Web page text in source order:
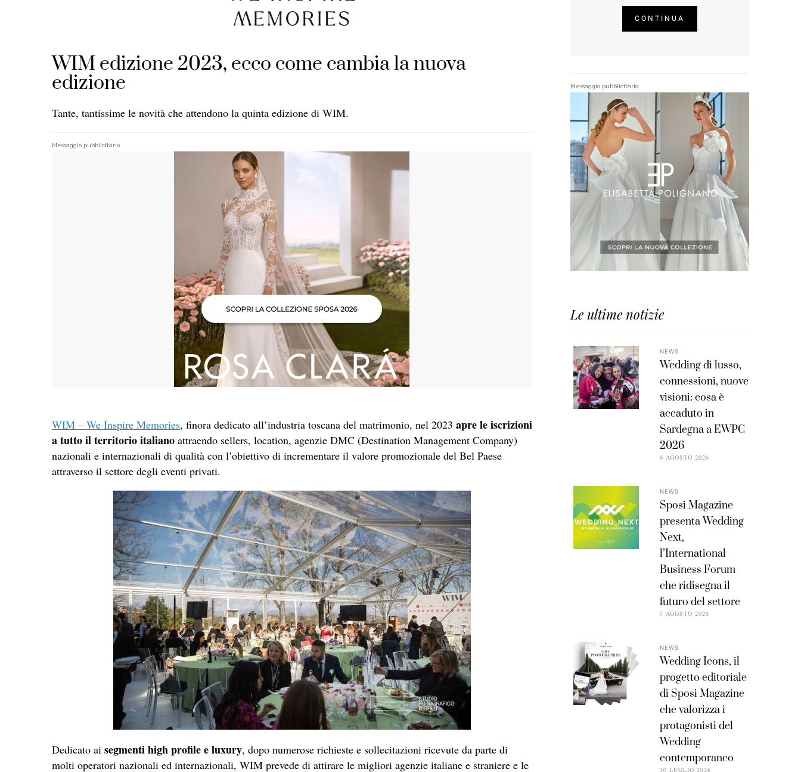
WIM edizione 2023, ecco come cambia la nuova
edizione
Tante, tantissime le novità che attendono la quinta edizione di WIM.
Messaggio pubblicitario
WIM – We Inspire Memories, finora dedicato all’industria toscana del matrimonio, nel 2023 apre le iscrizioni
a tutto il territorio italiano attraendo sellers, location, agenzie DMC (Destination Management Company)
nazionali e internazionali di qualità con l’obiettivo di incrementare il valore promozionale del Bel Paese
attraverso il settore degli eventi privati.
Dedicato ai segmenti high profile e luxury, dopo numerose richieste e sollecitazioni ricevute da parte di
molti operatori nazionali ed internazionali, WIM prevede di attirare le migliori agenzie italiane e straniere e le
CONTINUA
Messaggio pubblicitario
Le ultime notizie
NEWS
Wedding di lusso,
connessioni, nuove
visioni: cosa è
accaduto in
Sardegna a EWPC
2026
6 AGOSTO 2026
NEWS
Sposi Magazine
presenta Wedding
Next,
l’International
Business Forum
che ridisegna il
futuro del settore
5 AGOSTO 2026
NEWS
Wedding Icons, il
progetto editoriale
di Sposi Magazine
che valorizza i
protagonisti del
Wedding
contemporaneo
30 LUGLIO 2026